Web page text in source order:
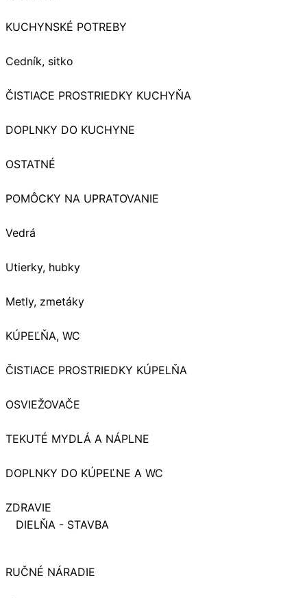
KUCHYNSKÉ POTREBY
Cedník, sitko
ČISTIACE PROSTRIEDKY KUCHYŇA
DOPLNKY DO KUCHYNE
OSTATNÉ
POMÔCKY NA UPRATOVANIE
Vedrá
Utierky, hubky
Metly, zmetáky
KÚPEĽŇA, WC
ČISTIACE PROSTRIEDKY KÚPELŇA
OSVIEŽOVAČE
TEKUTÉ MYDLÁ A NÁPLNE
DOPLNKY DO KÚPEĽNE A WC
ZDRAVIE
DIELŇA - STAVBA
RUČNÉ NÁRADIE